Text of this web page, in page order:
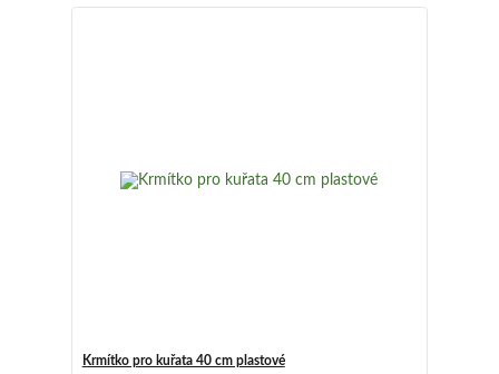
Krmítko pro kuřata 40 cm plastové